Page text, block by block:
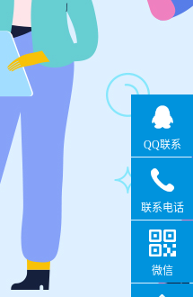
QQ联系
联系电话
微信